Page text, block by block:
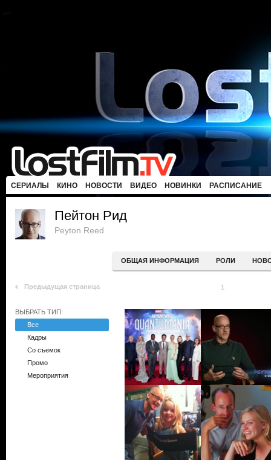
СЕРИАЛЫ КИНО НОВОСТИ ВИДЕО НОВИНКИ РАСПИСАНИЕ
Пейтон Рид
Peyton Reed
ОБЩАЯ ИНФОРМАЦИЯ РОЛИ
Предыдущая страница 1
ВЫБРАТЬ ТИП:
Все
Кадры
Со съемок
Промо
Мероприятия